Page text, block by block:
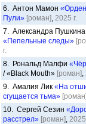
6. Антон Мамон
Пули» [роман], 2025 г.
7. Александра Пушкина
«Пепельные следы»
г.
8. Рональд Малфи
/ «Black Mouth» [роман],
9. Амалия Лик «На
сгущается тьма» [роман]
10. Сергей Сезин
расстрел» [роман], 2025